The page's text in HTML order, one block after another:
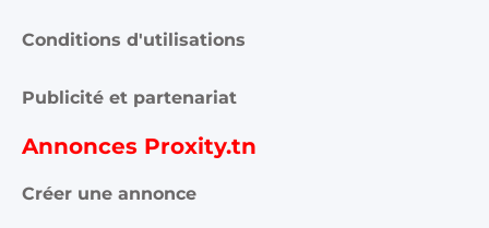
Conditions d'utilisations
Publicité et partenariat
Annonces Proxity.tn
Créer une annonce